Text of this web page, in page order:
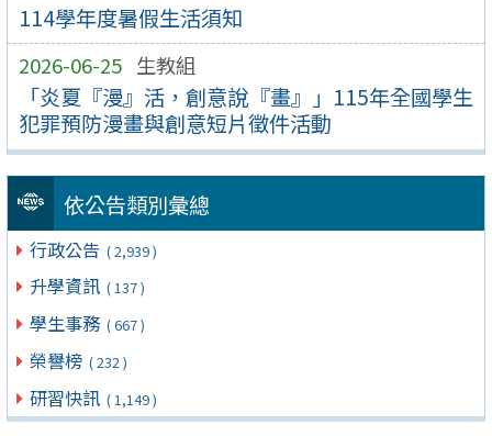
114學年度暑假生活須知
2026-06-25 生教組
「炎夏『漫』活，創意說『畫』」115年全國學生
犯罪預防漫畫與創意短片徵件活動
依公告類別彙總
行政公告 ( 2,939 )
升學資訊 ( 137 )
學生事務 ( 667 )
榮譽榜 ( 232 )
研習快訊 ( 1,149 )